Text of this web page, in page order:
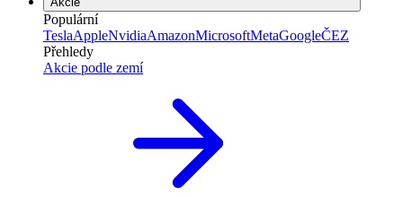
Populární
TeslaAppleNvidiaAmazonMicrosoftMetaGoogleČEZ
Přehledy
Akcie podle zemí